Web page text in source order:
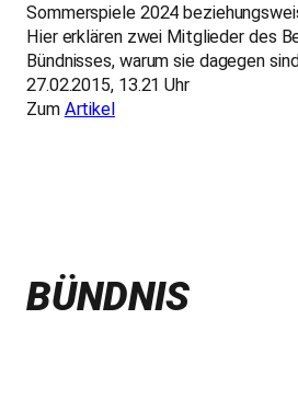
Sommerspiele 2024
Hier erklären zwei Mitglieder des
Bündnisses, warum sie dagegen
27.02.2015, 13.21 Uhr
Zum Artikel
BÜNDNIS